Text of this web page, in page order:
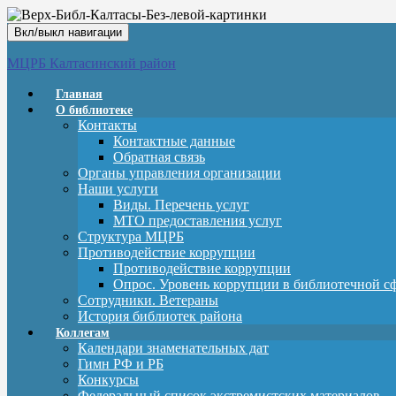
Вкл/выкл навигации
МЦРБ Калтасинский район
Главная
О библиотеке
Контакты
Контактные данные
Обратная связь
Органы управления организации
Наши услуги
Виды. Перечень услуг
МТО предоставления услуг
Структура МЦРБ
Противодействие коррупции
Противодействие коррупции
Опрос. Уровень коррупции в библиотечной
Сотрудники. Ветераны
История библиотек района
Коллегам
Календари знаменательных дат
Гимн РФ и РБ
Конкурсы